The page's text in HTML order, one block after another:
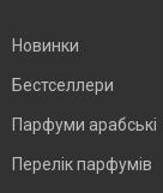
Новинки
Бестселлери
Парфуми арабські
Перелік парфумів